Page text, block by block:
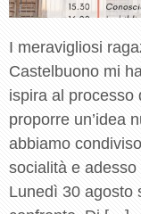
I meravigliosi
Castelbuono mi
ispira al processo
proporre un’idea
abbiamo
socialità e
Lunedì 30 agosto